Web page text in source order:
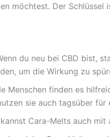
möchtest. Der
du neu bei CBD bist,
um die Wirkung zu
Menschen finden es
sie auch tagsüber
Cara-Melts auch mit